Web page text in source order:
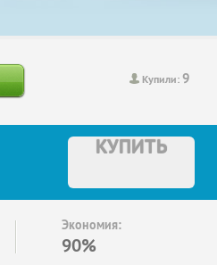
Купили:9
КУПИТЬ
Экономия:
90%